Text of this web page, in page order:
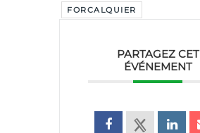
FORCALQUIER
PARTAGEZ CET
ÉVÉNEMENT